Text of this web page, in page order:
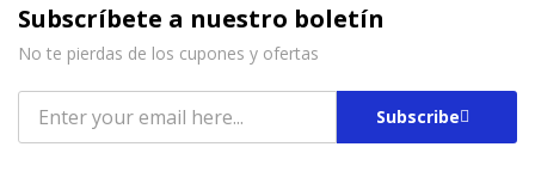
Subscríbete a nuestro boletín
No te pierdas de los cupones y ofertas
Subscribe